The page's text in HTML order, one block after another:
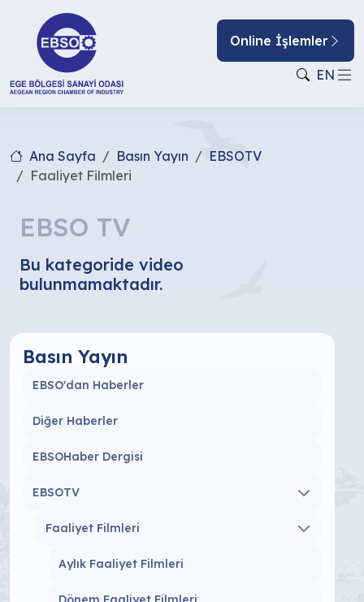
Online İşlemler
EN
Ana Sayfa Basın Yayın
EBSOTV
Faaliyet Filmleri
EBSO TV
Bu kategoride video
bulunmamaktadır.
Basın Yayın
EBSO'dan Haberler
Diğer Haberler
EBSOHaber Dergisi
EBSOTV
Faaliyet Filmleri
Aylık Faaliyet Filmleri